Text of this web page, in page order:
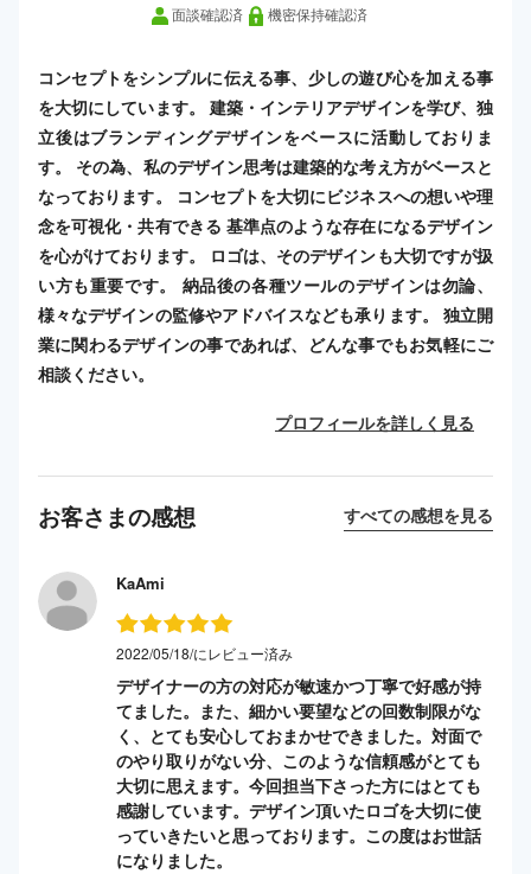
面談確認済 機密保持確認済
コンセプトをシンプルに伝える事、少しの遊び心を加える事
を大切にしています。 建築・インテリアデザインを学び、独
立後はブランディングデザインをベースに活動しておりま
す。 その為、私のデザイン思考は建築的な考え方がベースと
なっております。 コンセプトを大切にビジネスへの想いや理
念を可視化・共有できる 基準点のような存在になるデザイン
を心がけております。 ロゴは、そのデザインも大切ですが扱
い方も重要です。 納品後の各種ツールのデザインは勿論、
様々なデザインの監修やアドバイスなども承ります。 独立開
業に関わるデザインの事であれば、どんな事でもお気軽にご
相談ください。
プロフィールを詳しく見る
お客さまの感想 すべての感想を見る
KaAmi
2022/05/18/にレビュー済み
デザイナーの方の対応が敏速かつ丁寧で好感が持
てました。また、細かい要望などの回数制限がな
く、とても安心しておまかせできました。対面で
のやり取りがない分、このような信頼感がとても
大切に思えます。今回担当下さった方にはとても
感謝しています。デザイン頂いたロゴを大切に使
っていきたいと思っております。この度はお世話
になりました。